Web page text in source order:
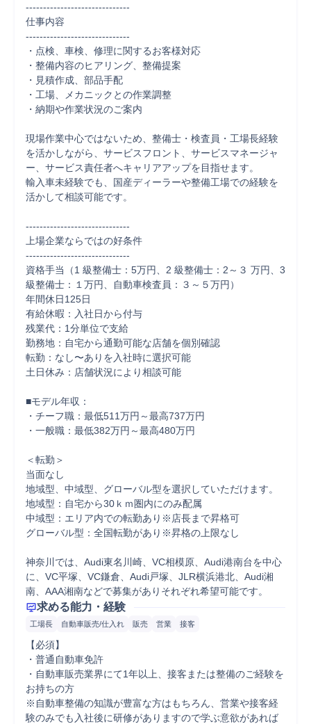
------------------------------
仕事内容
------------------------------
・点検、車検、修理に関するお客様対応
・整備内容のヒアリング、整備提案
・見積作成、部品手配
・工場、メカニックとの作業調整
・納期や作業状況のご案内
現場作業中心ではないため、整備士・検査員・工場長経験
を活かしながら、サービスフロント、サービスマネージャ
ー、サービス責任者へキャリアアップを目指せます。
輸入車未経験でも、国産ディーラーや整備工場での経験を
活かして相談可能です。
------------------------------
上場企業ならではの好条件
------------------------------
資格手当（1 級整備士：5万円、2 級整備士：2～３ 万円、3
級整備士：１万円、自動車検査員：３～５万円）
年間休日125日
有給休暇：入社日から付与
残業代：1分単位で支給
勤務地：自宅から通勤可能な店舗を個別確認
転勤：なし〜ありを入社時に選択可能
土日休み：店舗状況により相談可能
■モデル年収：
・チーフ職：最低511万円～最高737万円
・一般職：最低382万円～最高480万円
＜転勤＞
当面なし
地域型、中域型、グローバル型を選択していただけます。
地域型：自宅から30ｋｍ圏内にのみ配属
中域型：エリア内での転勤あり※店長まで昇格可
グローバル型：全国転勤があり※昇格の上限なし
神奈川では、Audi東名川崎、VC相模原、Audi港南台を中心
に、VC平塚、VC鎌倉、Audi戸塚、JLR横浜港北、Audi湘
南、AAA湘南などで募集がありそれぞれ希望可能です。
求める能力・経験
工場長 自動車販売/仕入れ 販売 営業 接客
【必須】
・普通自動車免許
・自動車販売業界にて1年以上、接客または整備のご経験を
お持ちの方
※自動車整備の知識が豊富な方はもちろん、営業や接客経
験のみでも入社後に研修がありますので学ぶ意欲があれば